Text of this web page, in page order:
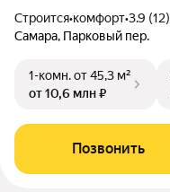
Строится•комфорт•3.9 (12)
Самара, Парковый пер.
1-комн.от 45,3 м²
от 10,6 млн ₽
Позвонить